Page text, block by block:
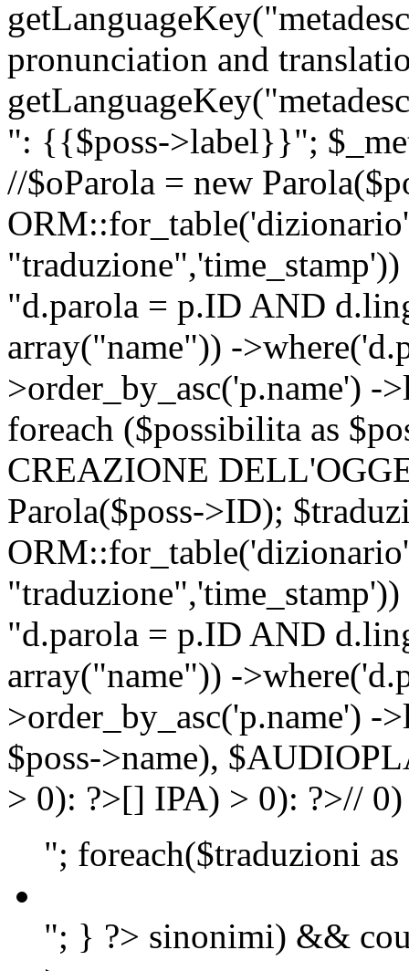
pronunciation and
": {{$poss->label}}";
//$oParola = new
"d.parola = p.ID AND
array("name")) -
>order_by_asc('p.name')
foreach ($possibilita as
CREAZIONE
Parola($poss->ID);
"d.parola = p.ID AND
array("name")) -
>order_by_asc('p.name')
$poss->name),
> 0): ?>[] IPA) > 0): ?>//
"; foreach($traduzioni
"; } ?> sinonimi) &&